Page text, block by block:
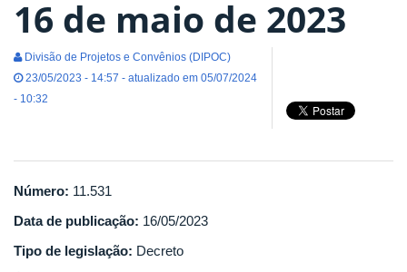
16 de maio de 2023
Divisão de Projetos e Convênios (DIPOC)
23/05/2023 - 14:57 - atualizado em 05/07/2024
- 10:32
Número: 11.531
Data de publicação: 16/05/2023
Tipo de legislação: Decreto